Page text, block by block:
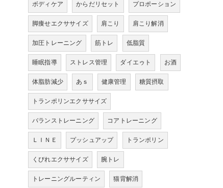
ボディケア からだリセット プロポーション
脚痩せエクササイズ 肩こり 肩こり解消
加圧トレーニング 筋トレ 低脂質
睡眠指導 ストレス管理 ダイエゥト お酒
体脂肪減少 あｓ 健康管理 糖質摂取
トランポリンエクササイズ
バランストレーニング コアトレーニング
ＬＩＮＥ プッシュアップ トランポリン
くびれエクササイズ 腕トレ
トレーニングルーティン 猫背解消